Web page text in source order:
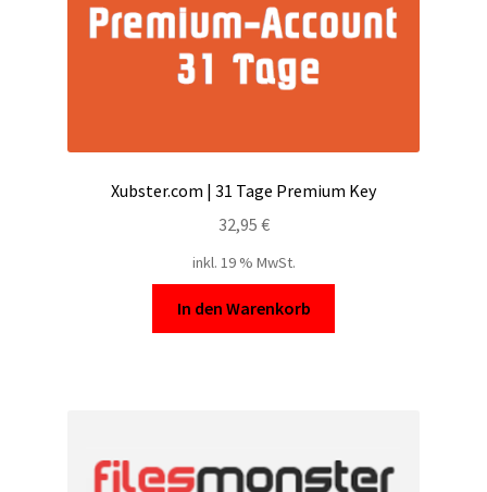
Xubster.com | 31 Tage Premium Key
32,95 €
inkl. 19 % MwSt.
In den Warenkorb